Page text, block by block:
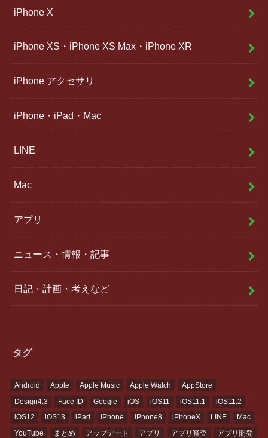
iPhone X
iPhone XS・iPhone XS Max・iPhone XR
iPhone アクセサリ
iPhone・iPad・Mac
LINE
Mac
アプリ
ニュース・情報・記事
日記・計画・考えなど
タグ
Android Apple Apple Music Apple Watch
AppStore
Design4.3
Face ID Google iOS iOS11 iOS11.1
iOS11.2
iOS12
iOS13 iPad iPhone iPhone8 iPhoneX LINE
Mac
YouTube
まとめ アップデート アプリ アプリ審査
アプリ開発